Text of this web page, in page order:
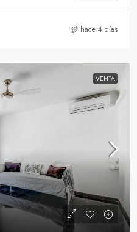
hace 4 días
VENTA